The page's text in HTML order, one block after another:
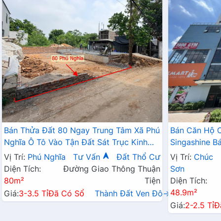
Bán Thửa Đất 80 Ngay Trung Tâm Xã Phú
Nghĩa Ô Tô Vào Tận Đất Sát Trục Kinh
Doanh Gần KCN Phú Nghĩa
Vị Trí: Phú Nghĩa Tư Vấn
Đất Thổ Cư
Diện Tích:
80m²
Đường Giao Thông Thuận
Tiện
Giá:3-3.5 TỉĐã Có Sổ Thành Đất Ven Đô→
Bán Căn Hộ
Singashine
Hợp Cho Hộ
Vị Trí: Chúc
Sơn
Diện Tích:
48.9m²
Giá:2-2.5 Tỉ